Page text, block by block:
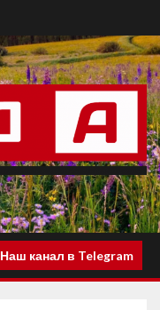
Наш канал в Telegram